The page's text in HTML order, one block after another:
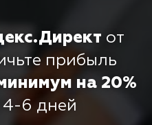
от
прибыль
на 20%
4-6 дней